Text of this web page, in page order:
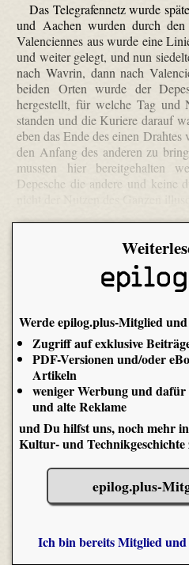
Das Tele­grafen­netz wurde
und Aachen wurden durch
Valenciennes aus wurde eine
und weiter gelegt, und nun
nach Wavrin, dann nach
beiden Orten wurde der
hergestellt, für welche Tag und
standen und die Kuriere darauf
eben das Ende des einen
den Anfang des anderen zu
mussten hier bereitgehalten
Depesche die andere und keine
Werde epilog.plus-Mitglied
Zugriff auf exklusive
PDF-Versionen und/oder
Artikeln
weniger Werbung und
und alte Reklame
und Du hilfst uns, noch mehr
Kultur- und
epilog.plus-
Ich bin bereits Mitglied